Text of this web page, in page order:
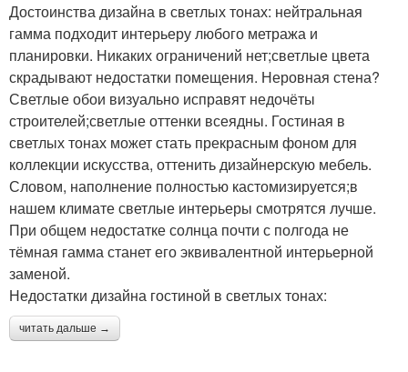
Достоинства дизайна в светлых тонах: нейтральная
гамма подходит интерьеру любого метража и
планировки. Никаких ограничений нет;светлые цвета
скрадывают недостатки помещения. Неровная стена?
Светлые обои визуально исправят недочёты
строителей;светлые оттенки всеядны. Гостиная в
светлых тонах может стать прекрасным фоном для
коллекции искусства, оттенить дизайнерскую мебель.
Словом, наполнение полностью кастомизируется;в
нашем климате светлые интерьеры смотрятся лучше.
При общем недостатке солнца почти с полгода не
тёмная гамма станет его эквивалентной интерьерной
заменой.
Недостатки дизайна гостиной в светлых тонах:
читать дальше →